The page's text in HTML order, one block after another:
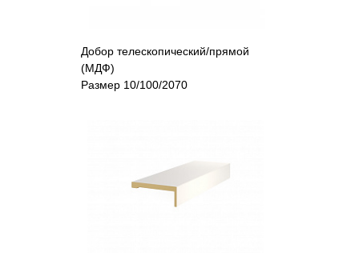
Добор телескопический/прямой
(МДФ)
Размер 10/100/2070